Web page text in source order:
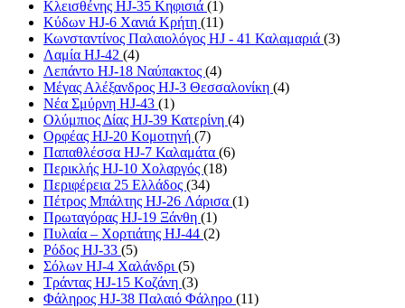
Κλεισθένης HJ-35 Κηφισιά (1)
Κύδων HJ-6 Χανιά Κρήτη (11)
Κωνσταντίνος Παλαιολόγος HJ - 41 Καλαμαριά (3)
Λαμία HJ-42 (4)
Λεπάντο HJ-18 Ναύπακτος (4)
Μέγας Αλέξανδρος HJ-3 Θεσσαλονίκη (4)
Νέα Σμύρνη HJ-43 (1)
Ολύμπιος Δίας HJ-39 Κατερίνη (4)
Ορφέας HJ-20 Κομοτηνή (7)
Παπαθλέσσα HJ-7 Καλαμάτα (6)
Περικλής HJ-10 Χολαργός (18)
Περιφέρεια 25 Ελλάδος (34)
Πέτρος Μπάλτης HJ-26 Λάρισα (1)
Πρωταγόρας HJ-19 Ξάνθη (1)
Πυλαία – Χορτιάτης HJ-44 (2)
Ρόδος HJ-33 (5)
Σόλων HJ-4 Χαλάνδρι (5)
Τράντας HJ-15 Κοζάνη (3)
Φάληρος HJ-38 Παλαιό Φάληρο (11)